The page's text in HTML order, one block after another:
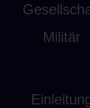
Militär